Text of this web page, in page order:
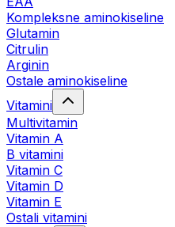
Kompleksne aminokiseline
Glutamin
Citrulin
Arginin
Ostale aminokiseline
Vitamini
Multivitamin
Vitamin A
B vitamini
Vitamin C
Vitamin D
Vitamin E
Ostali vitamini